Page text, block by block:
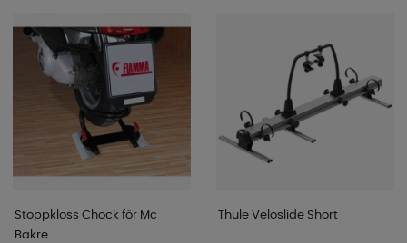
Stoppkloss Chock för Mc
Bakre
Thule Veloslide Short